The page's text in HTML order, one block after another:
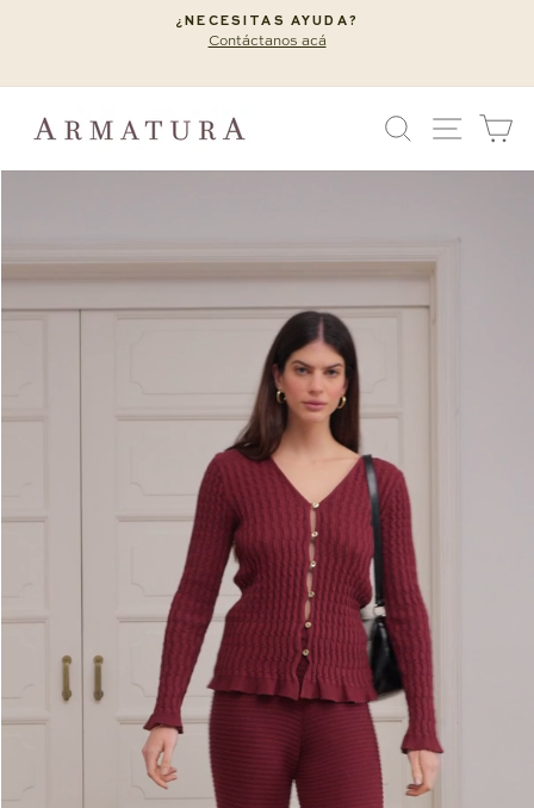
contenido
diapositivas
¿NECESITAS AYUDA?
Contáctanos acá
BUSCAR